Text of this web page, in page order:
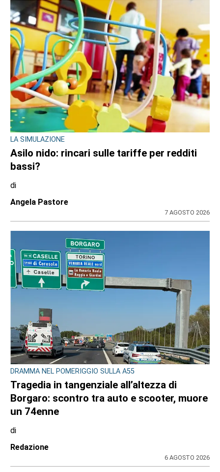
LA SIMULAZIONE
Asilo nido: rincari sulle tariffe per redditi
bassi?
di
Angela Pastore
7 AGOSTO 2026
DRAMMA NEL POMERIGGIO SULLA A55
Tragedia in tangenziale all’altezza di
Borgaro: scontro tra auto e scooter, muore
un 74enne
di
Redazione
6 AGOSTO 2026